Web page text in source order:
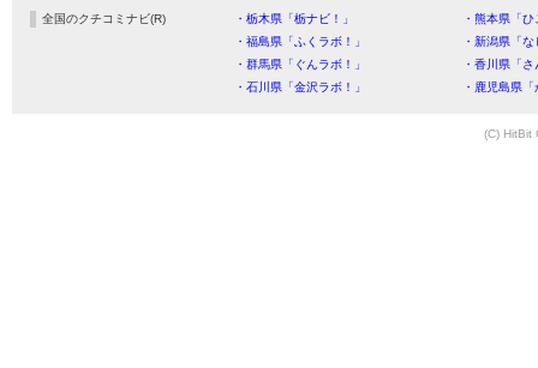
全国のクチコミナビ(R) ・栃木県「栃ナビ！」
・熊本県「
・福島県「ふくラボ！」
・新潟県「
・群馬県「ぐんラボ！」
・香川県「
・石川県「金沢ラボ！」
・鹿児島県
(C) HitBit